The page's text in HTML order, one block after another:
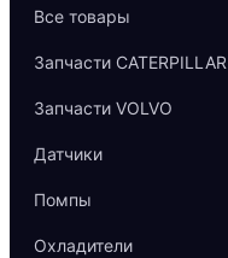
Все товары
Запчасти CATERPILLAR
Запчасти VOLVO
Датчики
Помпы
Охладители